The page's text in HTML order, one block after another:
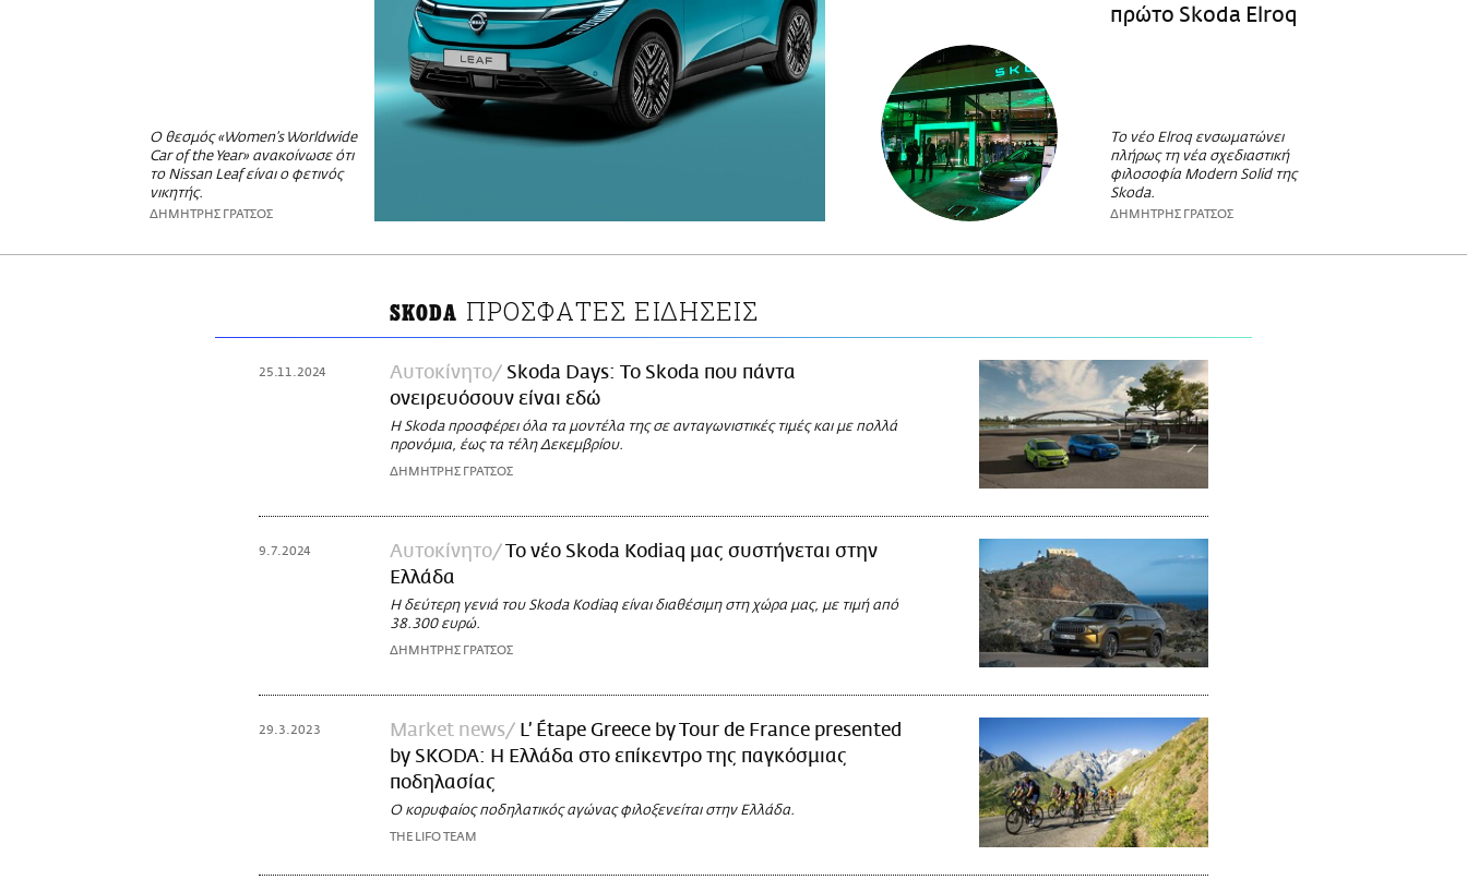
Ο θεσμός «Women’s Worldwide
Car of the Year» ανακοίνωσε ότι
το Nissan Leaf είναι ο φετινός
νικητής.
ΔΗΜΗΤΡΗΣ ΓΡΑΤΣΟΣ
πρώτο Skoda Elroq
Το νέο Elroq ενσωματώνει
πλήρως τη νέα σχεδιαστική
φιλοσοφία Μodern Solid της
Skoda.
ΔΗΜΗΤΡΗΣ ΓΡΑΤΣΟΣ
SKODA ΠΡΟΣΦΑΤΕΣ ΕΙΔΗΣΕΙΣ
25.11.2024 Αυτοκίνητο
Skoda Days: Το Skoda που πάντα
ονειρευόσουν είναι εδώ
Η Skoda προσφέρει όλα τα μοντέλα της σε ανταγωνιστικές τιμές και με πολλά
προνόμια, έως τα τέλη Δεκεμβρίου.
ΔΗΜΗΤΡΗΣ ΓΡΑΤΣΟΣ
9.7.2024 Αυτοκίνητο Το νέο Skoda Kodiaq μας συστήνεται στην
Ελλάδα
Η δεύτερη γενιά του Skoda Kodiaq είναι διαθέσιμη στη χώρα μας, με τιμή από
38.300 ευρώ.
ΔΗΜΗΤΡΗΣ ΓΡΑΤΣΟΣ
29.3.2023 Market news
L’ Étape Greece by Tour de France presented
by SKODA: Η Ελλάδα στο επίκεντρο της παγκόσμιας
ποδηλασίας
Ο κορυφαίος ποδηλατικός αγώνας φιλοξενείται στην Ελλάδα.
THE LIFO TEAM